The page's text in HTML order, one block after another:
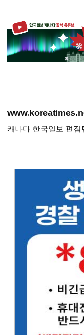
캐나다 한국일보 편